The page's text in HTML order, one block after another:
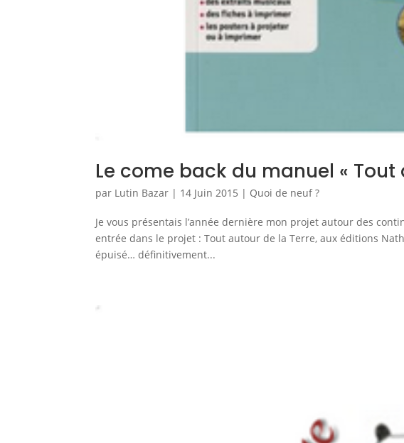
Le come back du manuel « Tout
par Lutin Bazar | 14 Juin 2015 | Quoi de neuf ?
Je vous présentais l’année dernière mon projet autour des
entrée dans le projet : Tout autour de la Terre, aux éditions
épuisé… définitivement...